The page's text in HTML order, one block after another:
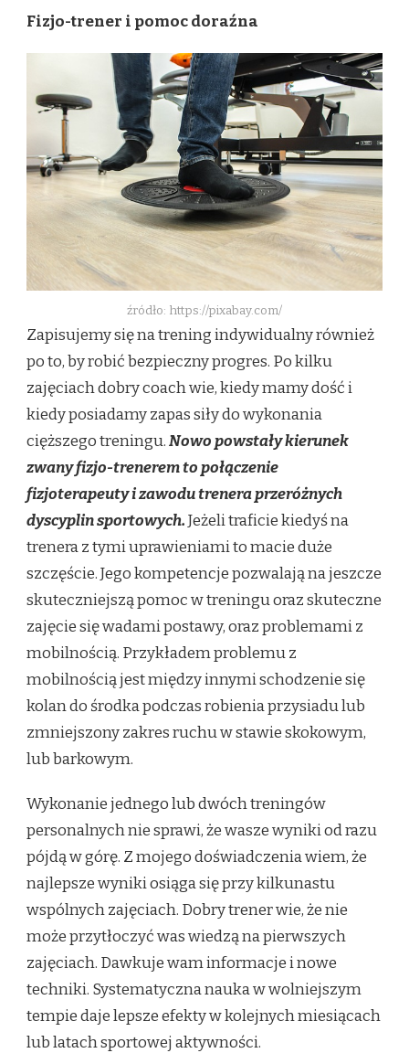
Fizjo-trener i pomoc doraźna
źródło: https://pixabay.com/
Zapisujemy się na trening indywidualny również
po to, by robić bezpieczny progres. Po kilku
zajęciach dobry coach wie, kiedy mamy dość i
kiedy posiadamy zapas siły do wykonania
cięższego treningu.Nowo powstały kierunek
zwany fizjo-trenerem to połączenie
fizjoterapeuty i zawodu trenera przeróżnych
dyscyplin sportowych.Jeżeli traficie kiedyś na
trenera z tymi uprawieniami to macie duże
szczęście. Jego kompetencje pozwalają na jeszcze
skuteczniejszą pomoc w treningu oraz skuteczne
zajęcie się wadami postawy, oraz problemami z
mobilnością. Przykładem problemu z
mobilnością jest między innymi schodzenie się
kolan do środka podczas robienia przysiadu lub
zmniejszony zakres ruchu w stawie skokowym,
lub barkowym.
Wykonanie jednego lub dwóch treningów
personalnych nie sprawi, że wasze wyniki od razu
pójdą w górę. Z mojego doświadczenia wiem, że
najlepsze wyniki osiąga się przy kilkunastu
wspólnych zajęciach. Dobry trener wie, że nie
może przytłoczyć was wiedzą na pierwszych
zajęciach. Dawkuje wam informacje i nowe
techniki. Systematyczna nauka w wolniejszym
tempie daje lepsze efekty w kolejnych miesiącach
lub latach sportowej aktywności.